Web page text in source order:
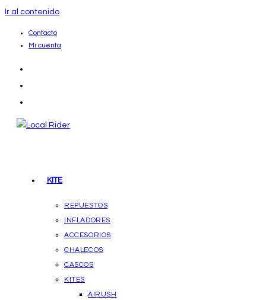
Ir al contenido
Contacto
Mi cuenta
KITE
REPUESTOS
INFLADORES
ACCESORIOS
CHALECOS
CASCOS
KITES
AIRUSH